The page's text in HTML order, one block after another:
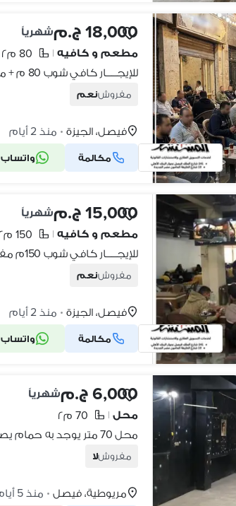
18,000 ج.م
شهرياً
مطعم و كافيه |
80 م٢
مفروشنعم
فيصل، الجيزة • منذ 2 أيام
مكالمة واتساب
15,000 ج.م
شهرياً
مطعم و كافيه |
150 م٢
مفروشنعم
فيصل، الجيزة • منذ 2 أيام
مكالمة واتساب
6,000 ج.م
شهرياً
محل |
70 م٢
محل 70 متر يوجد به حمام يصلح كوافير و كل الأنشطة التجارية
مفروشلا
مريوطية، فيصل • منذ 5 أيام